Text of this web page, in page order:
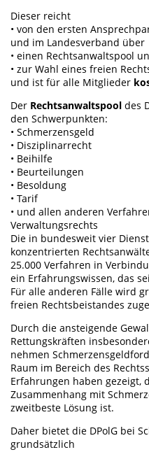
Dieser reicht
• von den ersten
und im Landesverband über
• einen Rechtsanwaltspool
• zur Wahl eines freien
und ist für alle Mitglieder
Der Rechtsanwaltspool des
den Schwerpunkten:
• Schmerzensgeld
• Disziplinarrecht
• Beihilfe
• Beurteilungen
• Besoldung
• Tarif
• und allen anderen
Verwaltungsrechts
Die in bundesweit vier
konzentrierten
25.000 Verfahren in
ein Erfahrungswissen, das
Für alle anderen Fälle wird
freien Rechtsbeistandes
Durch die ansteigende
Rettungskräften
nehmen
Raum im Bereich des
Erfahrungen haben gezeigt,
Zusammenhang mit
zweitbeste Lösung ist.
Daher bietet die DPolG bei
grundsätzlich